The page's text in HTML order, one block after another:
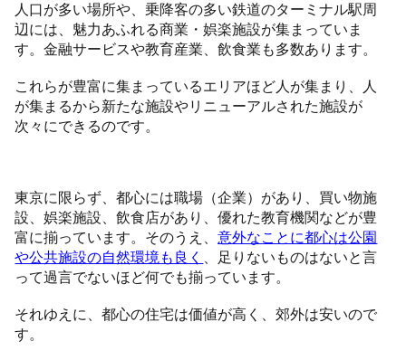
人口が多い場所や、乗降客の多い鉄道のターミナル駅周
辺には、魅力あふれる商業・娯楽施設が集まっていま
す。金融サービスや教育産業、飲食業も多数あります。
これらが豊富に集まっているエリアほど人が集まり、人
が集まるから新たな施設やリニューアルされた施設が
次々にできるのです。
東京に限らず、都心には職場（企業）があり、買い物施
設、娯楽施設、飲食店があり、優れた教育機関などが豊
富に揃っています。そのうえ、意外なことに都心は公園
や公共施設の自然環境も良く
、足りないものはないと言
って過言でないほど何でも揃っています。
それゆえに、都心の住宅は価値が高く、郊外は安いので
す。